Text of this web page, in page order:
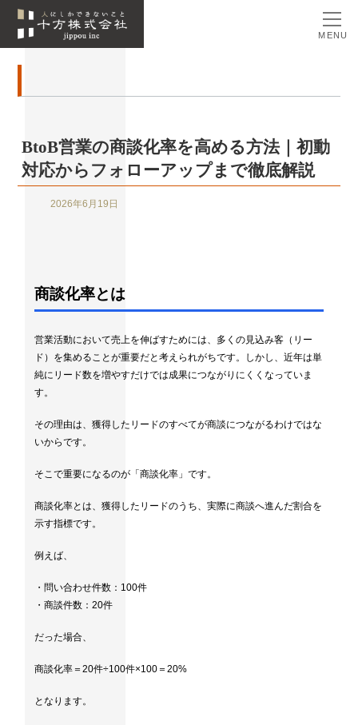
MENU
BtoB営業の商談化率を高める方法｜初動
対応からフォローアップまで徹底解説
2026年6月19日
商談化率とは
営業活動において売上を伸ばすためには、多くの見込み客（リー
ド）を集めることが重要だと考えられがちです。しかし、近年は単
純にリード数を増やすだけでは成果につながりにくくなっていま
す。
その理由は、獲得したリードのすべてが商談につながるわけではな
いからです。
そこで重要になるのが「商談化率」です。
商談化率とは、獲得したリードのうち、実際に商談へ進んだ割合を
示す指標です。
例えば、
・問い合わせ件数：100件
・商談件数：20件
だった場合、
商談化率＝20件÷100件×100＝20%
となります。